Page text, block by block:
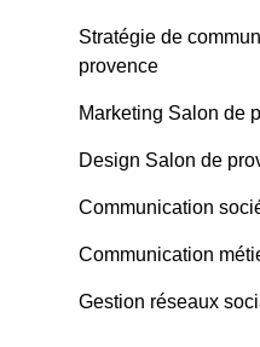
Stratégie de
provence
Marketing Salon de
Design Salon de
Communication
Communication
Gestion réseaux